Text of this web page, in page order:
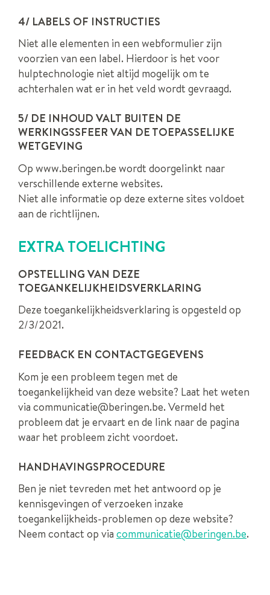
4/ LABELS OF INSTRUCTIES
Niet alle elementen in een webformulier zijn
voorzien van een label. Hierdoor is het voor
hulptechnologie niet altijd mogelijk om te
achterhalen wat er in het veld wordt gevraagd.
5/ DE INHOUD VALT BUITEN DE
WERKINGSSFEER VAN DE TOEPASSELIJKE
WETGEVING
Op www.beringen.be wordt doorgelinkt naar
verschillende externe websites.
Niet alle informatie op deze externe sites voldoet
aan de richtlijnen.
EXTRA TOELICHTING
OPSTELLING VAN DEZE
TOEGANKELIJKHEIDSVERKLARING
Deze toegankelijkheidsverklaring is opgesteld op
2/3/2021.
FEEDBACK EN CONTACTGEGEVENS
Kom je een probleem tegen met de
toegankelijkheid van deze website? Laat het weten
via communicatie@beringen.be. Vermeld het
probleem dat je ervaart en de link naar de pagina
waar het probleem zicht voordoet.
HANDHAVINGSPROCEDURE
Ben je niet tevreden met het antwoord op je
kennisgevingen of verzoeken inzake
toegankelijkheids-problemen op deze website?
Neem contact op via communicatie@beringen.be.